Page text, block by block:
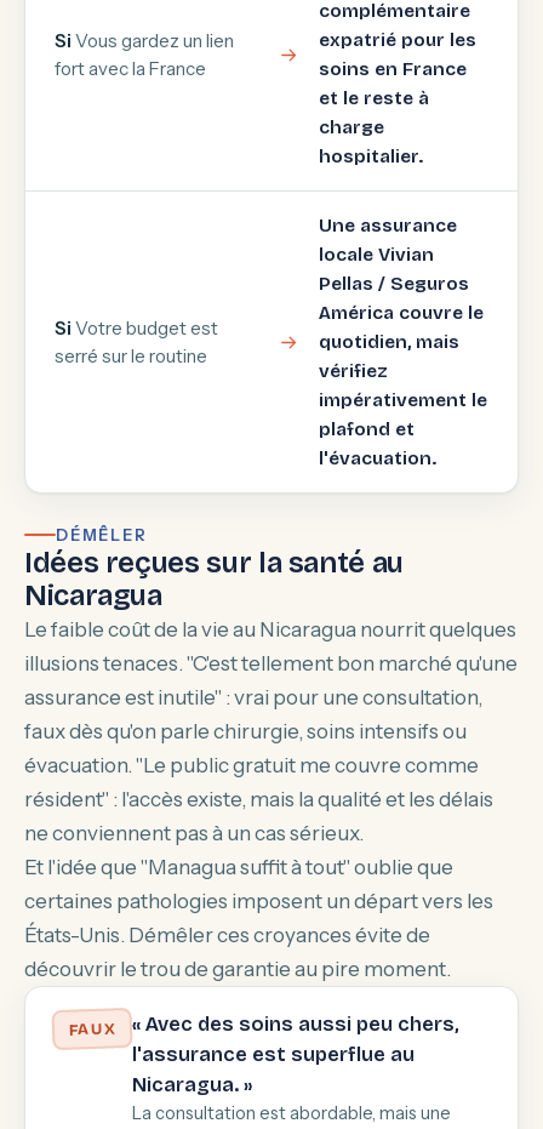
Si Vous gardez un lien
fort avec la France
complémentaire
expatrié pour les
soins en France
et le reste à
charge
hospitalier.
Si Votre budget est
serré sur le routine
Une assurance
locale Vivian
Pellas / Seguros
América couvre le
quotidien, mais
vérifiez
impérativement le
plafond et
l'évacuation.
DÉMÊLER
Idées reçues sur la santé au
Nicaragua
Le faible coût de la vie au Nicaragua nourrit quelques
illusions tenaces. "C'est tellement bon marché qu'une
assurance est inutile" : vrai pour une consultation,
faux dès qu'on parle chirurgie, soins intensifs ou
évacuation. "Le public gratuit me couvre comme
résident" : l'accès existe, mais la qualité et les délais
ne conviennent pas à un cas sérieux.
Et l'idée que "Managua suffit à tout" oublie que
certaines pathologies imposent un départ vers les
États-Unis. Démêler ces croyances évite de
découvrir le trou de garantie au pire moment.
FAUX
« Avec des soins aussi peu chers,
l'assurance est superflue au
Nicaragua. »
La consultation est abordable, mais une